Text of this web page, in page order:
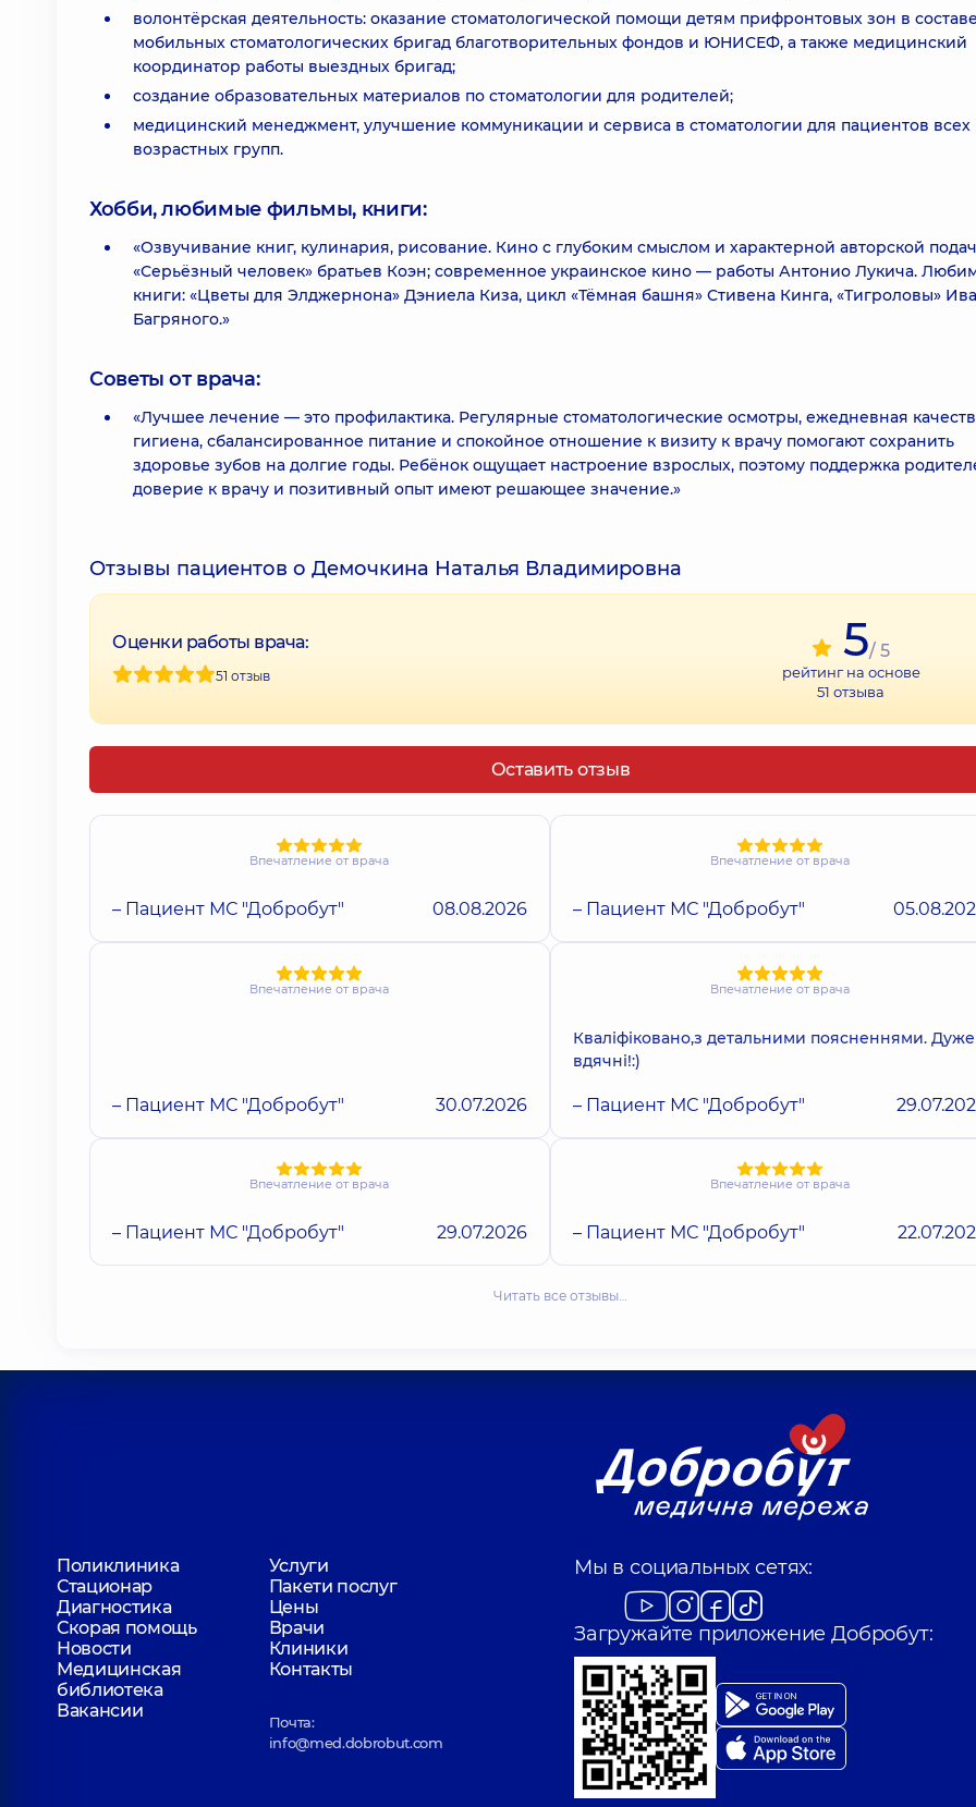
волонтёрская деятельность: оказание стоматологической помощи детям прифронтовых зон в составе
мобильных стоматологических бригад благотворительных фондов и ЮНИСЕФ, а также медицинский
координатор работы выездных бригад;
создание образовательных материалов по стоматологии для родителей;
медицинский менеджмент, улучшение коммуникации и сервиса в стоматологии для пациентов всех
возрастных групп.
Хобби, любимые фильмы, книги:
«Озвучивание книг, кулинария, рисование. Кино с глубоким смыслом и характерной авторской
«Серьёзный человек» братьев Коэн; современное украинское кино — работы Антонио Лукича.
книги: «Цветы для Элджернона» Дэниела Киза, цикл «Тёмная башня» Стивена Кинга, «Тигроловы»
Багряного.»
Советы от врача:
«Лучшее лечение — это профилактика. Регулярные стоматологические осмотры, ежедневная
гигиена, сбалансированное питание и спокойное отношение к визиту к врачу помогают сохранить
здоровье зубов на долгие годы. Ребёнок ощущает настроение взрослых, поэтому поддержка
доверие к врачу и позитивный опыт имеют решающее значение.»
Отзывы пациентов о Демочкина Наталья Владимировна
Оценки работы врача:
51 отзыв
5/ 5
рейтинг на основе
51 отзыва
Оставить отзыв
Впечатление от врача
– Пациент МС "Добробут" 08.08.2026
Впечатление от врача
– Пациент МС "Добробут"
Впечатление от врача
– Пациент МС "Добробут" 30.07.2026
Впечатление от врача
Кваліфіковано,з детальними поясненнями. Дуже
вдячні!:)
– Пациент МС "Добробут"
Впечатление от врача
– Пациент МС "Добробут" 29.07.2026
Впечатление от врача
– Пациент МС "Добробут"
Читать все отзывы…
Поликлиника
Услуги
Стационар
Пакети послуг
Диагностика
Цены
Скорая помощь
Врачи
Новости
Клиники
Медицинская
библиотека
Контакты
Вакансии
Почта:
info@med.dobrobut.com
Мы в социальных сетях:
Загружайте приложение Добробут: